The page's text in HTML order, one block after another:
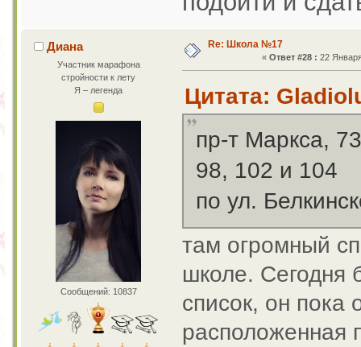
Диана
Участник марафона
стройности к лету
Я – легенда
Сообщений: 10837
Re: Школа №17
« Ответ #28 : 22
Цитата:
пр-т Маркса,
98, 102 и 104
по ул.
там огромный
школе. Сегодня
список, он пока
расположенная